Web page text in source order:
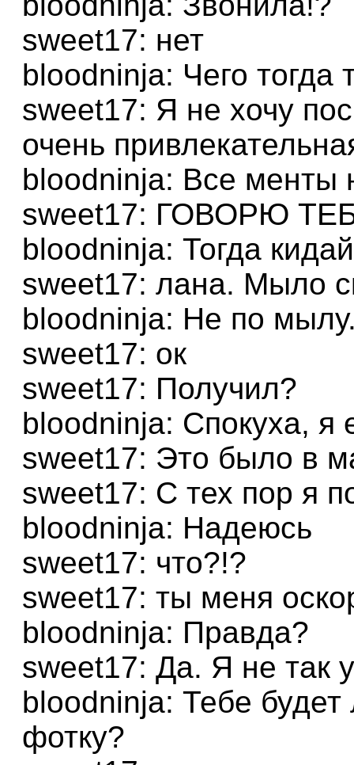
sweet17: нет
bloodninja: Чего тогда
sweet17: Я не хочу
очень
bloodninja: Все менты
sweet17: ГОВОРЮ
bloodninja: Тогда
sweet17: лана. Мыло
bloodninja: Не по
sweet17: ок
sweet17: Получил?
bloodninja: Спокуха, я
sweet17: Это было в
sweet17: С тех пор я
bloodninja: Надеюсь
sweet17: что?!?
sweet17: ты меня
bloodninja: Правда?
sweet17: Да. Я не так
bloodninja: Тебе
фотку?